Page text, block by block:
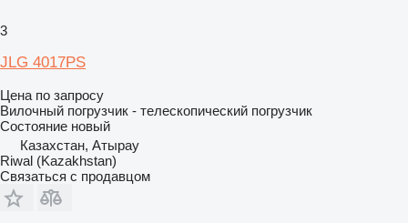
3
JLG 4017PS
Цена по запросу
Вилочный погрузчик - телескопический погрузчик
Состояние новый
Казахстан, Атырау
Riwal (Kazakhstan)
Связаться с продавцом